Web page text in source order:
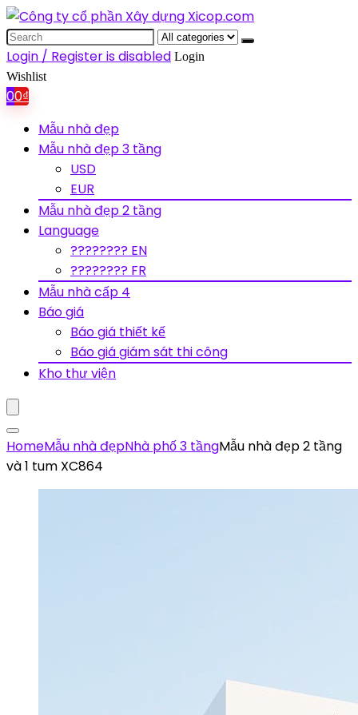
Search
for:
Login / Register is disabled Login
Wishlist
00₫
Mẫu nhà đẹp
Mẫu nhà đẹp 3 tầng
USD
EUR
Mẫu nhà đẹp 2 tầng
Language
???????? EN
???????? FR
Mẫu nhà cấp 4
Báo giá
Báo giá thiết kế
Báo giá giám sát thi công
Kho thư viện
HomeMẫu nhà đẹpNhà phố 3 tầngMẫu nhà đẹp 2 tầng
và 1 tum XC864